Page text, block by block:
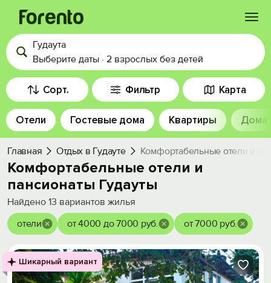
Войти
Избранное
История просмотра
Добавить свой объект
Гудаута
Выберите даты · 2 взрослых без детей
Сорт. Фильтр Карта
Отели Гостевые дома Квартиры Дома
Главная Отдых в Гудауте Комфортабельные отели и
Комфортабельные отели и
пансионаты Гудауты
Найдено 13 вариантов жилья
отели
от 4000 до 7000 руб. от 7000 руб.
Шикарный вариант